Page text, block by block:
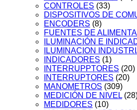
CONTROLES (33)
DISPOSITIVOS DE
ENCODERS (8)
FUENTES DE
ILUMINACIÓN E
ILUMINACION
INDICADORES (1)
INTERRUPPTORES (20)
INTERRUPTORES (20)
MANOMETROS (309)
MEDICIÓN DE NIVEL
MEDIDORES (10)